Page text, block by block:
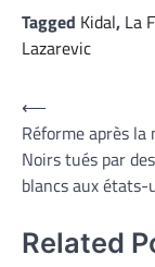
Tagged Kidal, La
Lazarevic
Navigation
de
l’article
⟵
Réforme après la
Noirs tués par
blancs aux états-
Related